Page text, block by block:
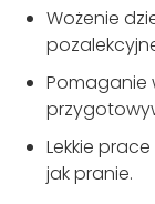
Wożenie
Pomaganie
Lekkie
jak pranie.